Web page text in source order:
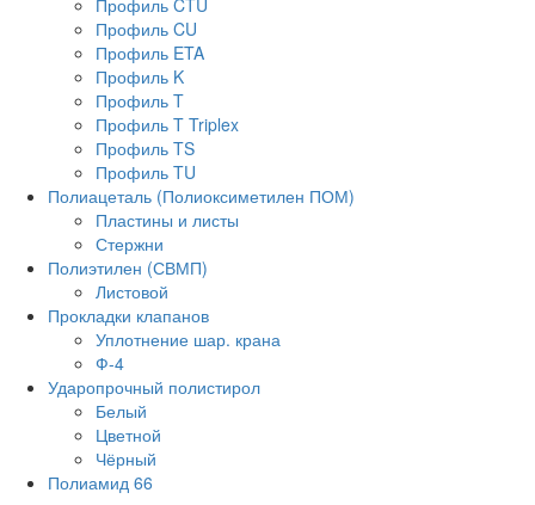
Профиль CTU
Профиль CU
Профиль ETA
Профиль K
Профиль T
Профиль T Triplex
Профиль TS
Профиль TU
Полиацеталь (Полиоксиметилен ПОМ)
Пластины и листы
Стержни
Полиэтилен (СВМП)
Листовой
Прокладки клапанов
Уплотнение шар. крана
Ф-4
Ударопрочный полистирол
Белый
Цветной
Чёрный
Полиамид 66